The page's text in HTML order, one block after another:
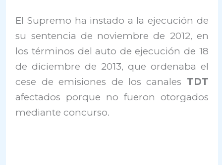
El Supremo ha instado a la ejecución de
su sentencia de noviembre de 2012, en
los términos del auto de ejecución de 18
de diciembre de 2013, que ordenaba el
cese de emisiones de los canales TDT
afectados porque no fueron otorgados
mediante concurso.